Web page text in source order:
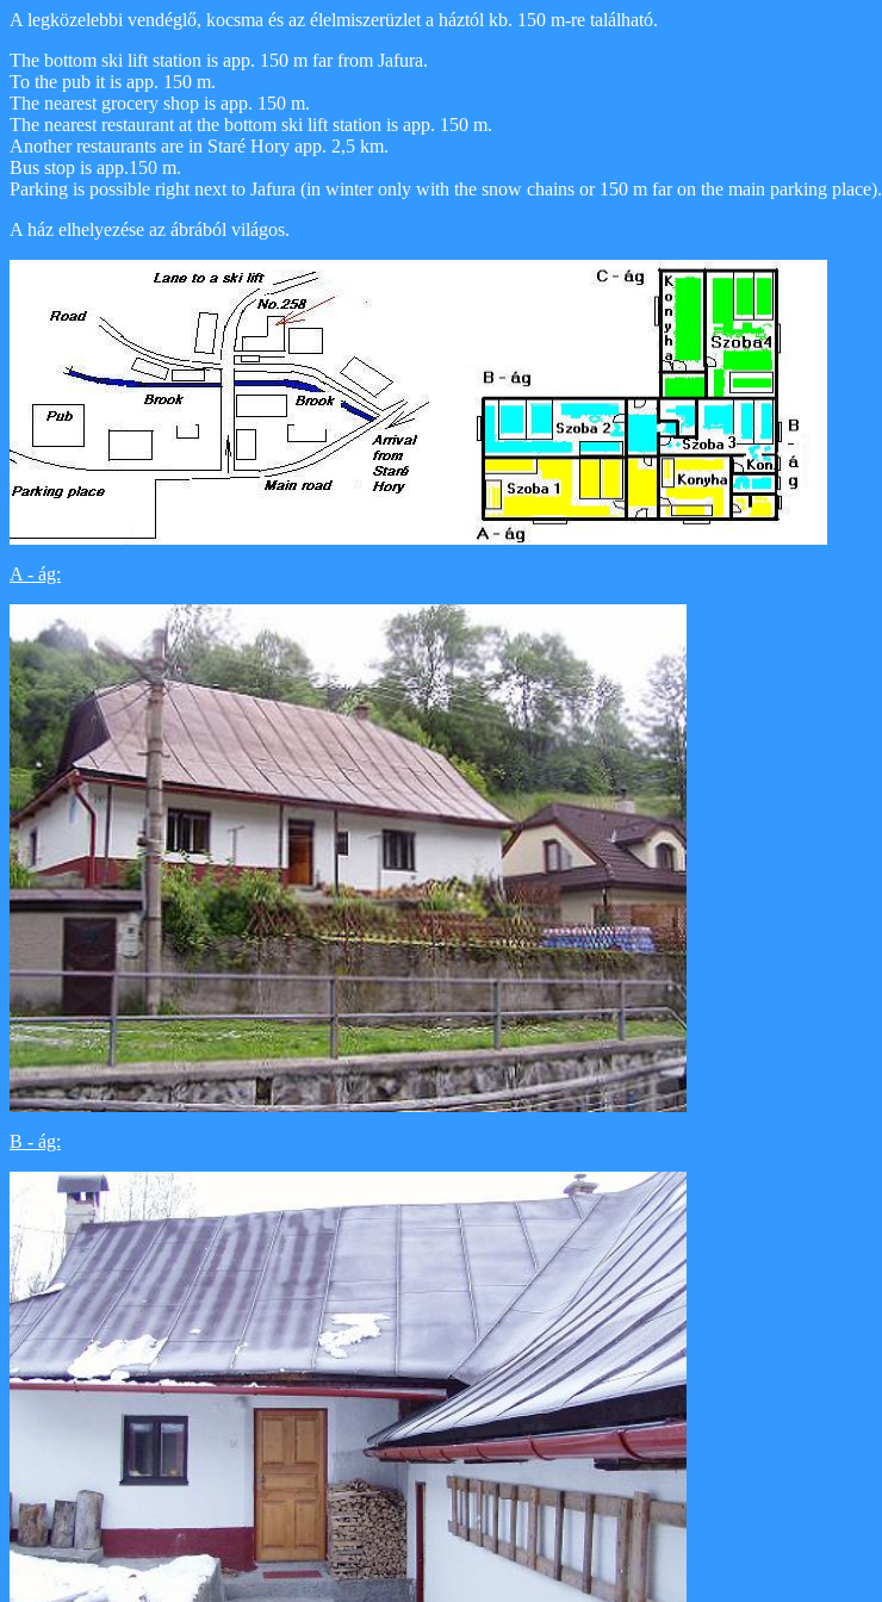
A legközelebbi vendéglő, kocsma és az élelmiszerüzlet a háztól kb. 150 m-re található.
The bottom ski lift station is app. 150 m far from Jafura.
To the pub it is app. 150 m.
The nearest grocery shop is app. 150 m.
The nearest restaurant at the bottom ski lift station is app. 150 m.
Another restaurants are in Staré Hory app. 2,5 km.
Bus stop is app.150 m.
Parking is possible right next to Jafura (in winter only with the snow chains or 150 m far on the main parking place).
A ház elhelyezése az ábrából világos.
A - ág:
B - ág: